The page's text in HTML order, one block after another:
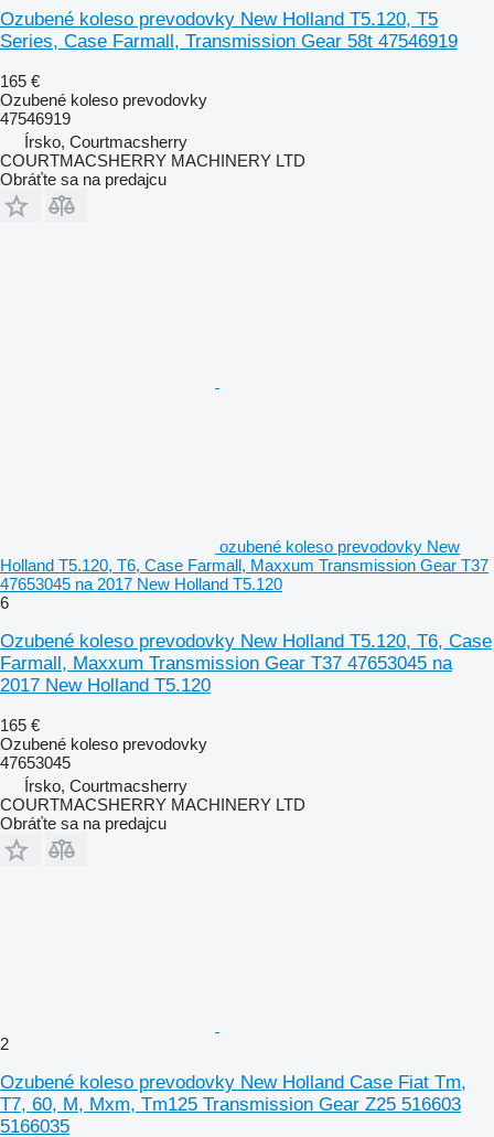
Ozubené koleso prevodovky New Holland T5.120, T5
Series, Case Farmall, Transmission Gear 58t 47546919
165 €
Ozubené koleso prevodovky
47546919
Írsko, Courtmacsherry
COURTMACSHERRY MACHINERY LTD
Obráťte sa na predajcu
ozubené koleso prevodovky New
Holland T5.120, T6, Case Farmall, Maxxum Transmission Gear T37
47653045 na 2017 New Holland T5.120
6
Ozubené koleso prevodovky New Holland T5.120, T6, Case
Farmall, Maxxum Transmission Gear T37 47653045 na
2017 New Holland T5.120
165 €
Ozubené koleso prevodovky
47653045
Írsko, Courtmacsherry
COURTMACSHERRY MACHINERY LTD
Obráťte sa na predajcu
2
Ozubené koleso prevodovky New Holland Case Fiat Tm,
T7, 60, M, Mxm, Tm125 Transmission Gear Z25 516603
5166035